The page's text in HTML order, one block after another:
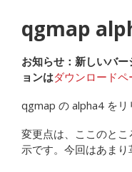
qgmap
お知らせ：新しいバ
ョンはダウンロードペ
qgmap の alpha4 をリ
変更点は、ここのと
示です。今回はあまり